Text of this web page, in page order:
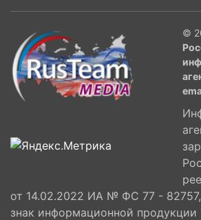
©
от 14.02.2022 ИА № ФС 77 - 82757,
знак информационной продукции